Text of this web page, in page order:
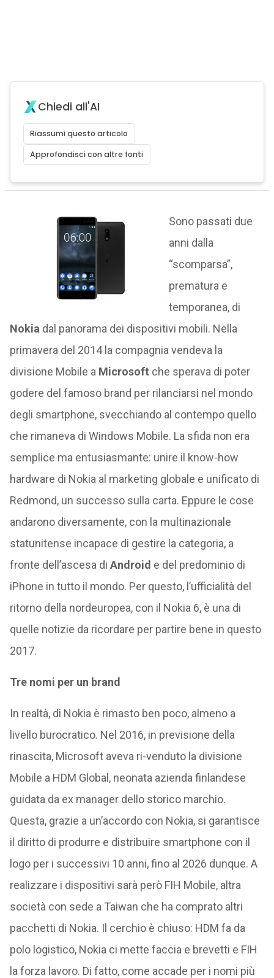
Chiedi all'AI
Riassumi questo articolo
Approfondisci con altre fonti
Sono passati due
anni dalla
“scomparsa”,
prematura e
temporanea, di
Nokia dal panorama dei dispositivi mobili. Nella
primavera del 2014 la compagnia vendeva la
divisione Mobile a Microsoft che sperava di poter
godere del famoso brand per rilanciarsi nel mondo
degli smartphone, svecchiando al contempo quello
che rimaneva di Windows Mobile. La sfida non era
semplice ma entusiasmante: unire il know-how
hardware di Nokia al marketing globale e unificato di
Redmond, un successo sulla carta. Eppure le cose
andarono diversamente, con la multinazionale
statunitense incapace di gestire la categoria, a
fronte dell’ascesa di Android e del predominio di
iPhone in tutto il mondo. Per questo, l’ufficialità del
ritorno della nordeuropea, con il Nokia 6, è una di
quelle notizie da ricordare per partire bene in questo
2017.
Tre nomi per un brand
In realtà, di Nokia è rimasto ben poco, almeno a
livello burocratico. Nel 2016, in previsione della
rinascita, Microsoft aveva ri-venduto la divisione
Mobile a HDM Global, neonata azienda finlandese
guidata da ex manager dello storico marchio.
Questa, grazie a un’accordo con Nokia, si garantisce
il diritto di produrre e distribuire smartphone con il
logo per i successivi 10 anni, fino al 2026 dunque. A
realizzare i dispositivi sarà però FIH Mobile, altra
società con sede a Taiwan che ha comprato altri
pacchetti di Nokia. Il cerchio è chiuso: HDM fa da
polo logistico, Nokia ci mette faccia e brevetti e FIH
la forza lavoro. Di fatto, come accade per i nomi più